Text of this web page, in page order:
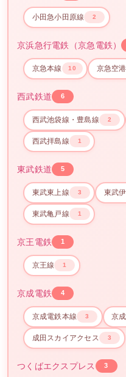
小田急小田原線 2
京浜急行電鉄（京急電鉄）
京急本線 10 京急空
西武鉄道 6
西武池袋線・豊島線 2
西武拝島線 1
東武鉄道 5
東武東上線 3 東武
東武亀戸線 1
京王電鉄 1
京王線 1
京成電鉄 4
京成電鉄本線 3 京
成田スカイアクセス 3
つくばエクスプレス 3